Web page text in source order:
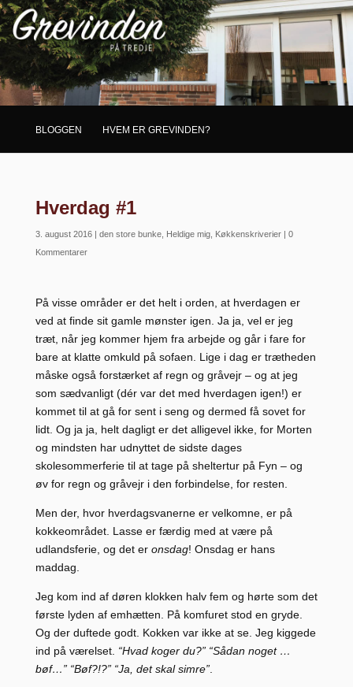
BLOGGEN HVEM ER GREVINDEN?
Hverdag #1
3. august 2016| den store bunke, Heldige mig, Køkkenskriverier| 0
Kommentarer
På visse områder er det helt i orden, at hverdagen er
ved at finde sit gamle mønster igen. Ja ja, vel er jeg
træt, når jeg kommer hjem fra arbejde og går i fare for
bare at klatte omkuld på sofaen. Lige i dag er trætheden
måske også forstærket af regn og gråvejr – og at jeg
som sædvanligt (dér var det med hverdagen igen!) er
kommet til at gå for sent i seng og dermed få sovet for
lidt. Og ja ja, helt dagligt er det alligevel ikke, for Morten
og mindsten har udnyttet de sidste dages
skolesommerferie til at tage på sheltertur på Fyn – og
øv for regn og gråvejr i den forbindelse, for resten.
Men der, hvor hverdagsvanerne er velkomne, er på
kokkeområdet. Lasse er færdig med at være på
udlandsferie, og det er onsdag! Onsdag er hans
maddag.
Jeg kom ind af døren klokken halv fem og hørte som det
første lyden af emhætten. På komfuret stod en gryde.
Og der duftede godt. Kokken var ikke at se. Jeg kiggede
ind på værelset. “Hvad koger du?” “Sådan noget …
bøf…” “Bøf?!?” “Ja, det skal simre”.